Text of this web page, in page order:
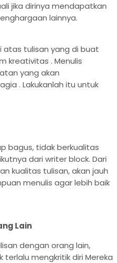
jika dirinya mendapatkan
lainnya.
atas tulisan yang di buat
kreativitas . Menulis
yang akan
. Lakukanlah itu untuk
bagus, tidak berkualitas
dari writer block. Dari
kualitas tulisan, akan jauh
menulis agar lebih baik
Lain
dengan orang lain,
mengkritik diri Mereka